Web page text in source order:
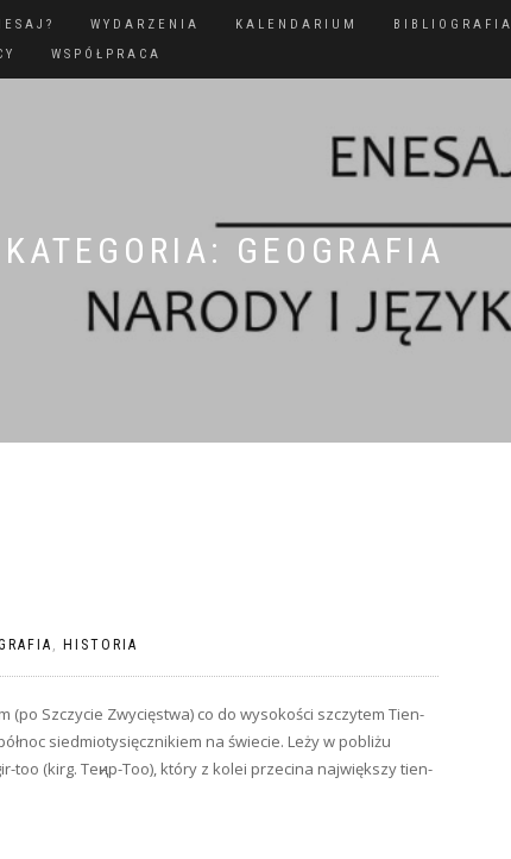
WYDARZENIA KALENDARIUM BIBLIOGRAFIA
WSPÓŁPRACA
KATEGORIA: GEOGRAFIA
, HISTORIA
(po Szczycie Zwycięstwa) co do wysokości szczytem Tien-
siedmiotysięcznikiem na świecie. Leży w pobliżu
(kirg. Теңир-Тоо), który z kolei przecina największy tien-